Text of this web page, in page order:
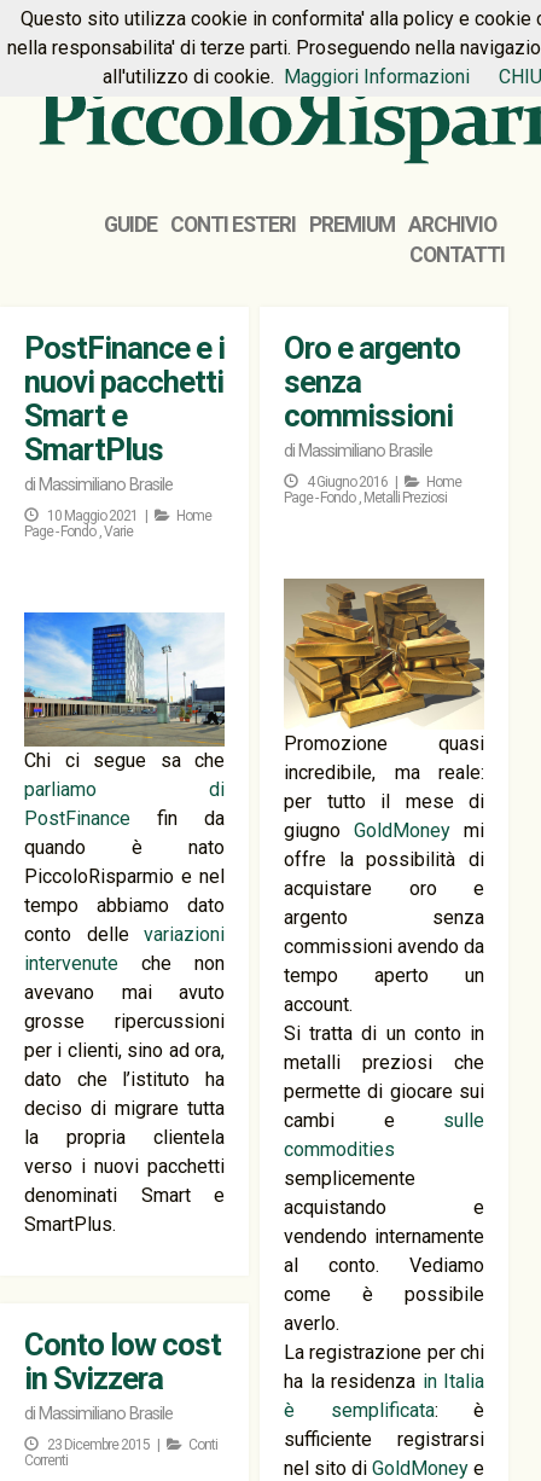
HOME PREMIUM CONTATTI
GUIDE CONTI ESTERI PREMIUM
ARCHIVIO
CONTATTI
PostFinance e i
nuovi pacchetti
Smart e
SmartPlus
di Massimiliano Brasile
10 Maggio 2021 |
Home
Page - Fondo ,Varie
Chi ci segue sa che
parliamo di
PostFinance fin da
quando è nato
PiccoloRisparmio e nel
tempo abbiamo dato
conto dellevariazioni
intervenute che non
avevano mai avuto
grosse ripercussioni
per i clienti, sino ad ora,
dato che l’istituto ha
deciso di migrare tutta
la propria clientela
verso i nuovi pacchetti
denominati Smart e
SmartPlus.
Oro e argento
senza
commissioni
di Massimiliano Brasile
4 Giugno 2016 |
Home
Page - Fondo , Metalli Preziosi
Promozione quasi
incredibile, ma reale:
per tutto il mese di
giugnoGoldMoney mi
offre la possibilità di
acquistare oro e
argento senza
commissioni avendo da
tempo aperto un
account.
Si tratta di un conto in
metalli preziosi che
permette di giocare sui
cambi e sulle
commodities
semplicemente
acquistando e
vendendo internamente
al conto. Vediamo
come è possibile
averlo.
La registrazione per chi
ha la residenza in Italia
è semplificata: è
sufficiente registrarsi
nel sito diGoldMoney e
Conto low cost
in Svizzera
di Massimiliano Brasile
23 Dicembre 2015 |
Conti
Correnti
Questo sito utilizza cookie in conformita' alla policy e cookie
nella responsabilita' di terze parti. Proseguendo nella
all'utilizzo di cookie. Maggiori Informazioni